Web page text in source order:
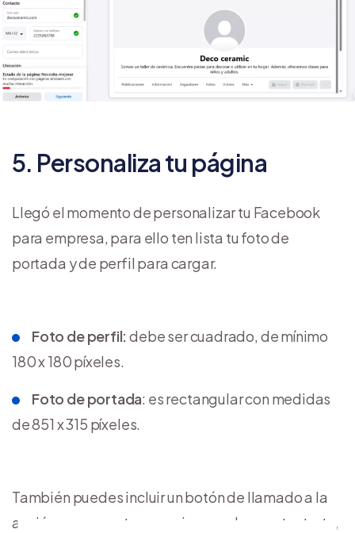
5. Personaliza tu página
Llegó el momento de personalizar tu Facebook
para empresa, para ello ten lista tu foto de
portada y de perfil para cargar.
Foto de perfil: debe ser cuadrado, de mínimo
180 x 180 píxeles.
Foto de portada: es rectangular con medidas
de 851 x 315 píxeles.
También puedes incluir un botón de llamado a la
acción, para que tus usuarios puedan contactarte,